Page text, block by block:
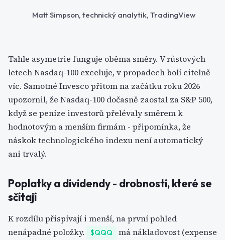
Matt Simpson, technický analytik, TradingView
Tahle asymetrie funguje oběma směry. V růstových
letech Nasdaq-100 exceluje, v propadech bolí citelně
víc. Samotné Invesco přitom na začátku roku 2026
upozornil, že Nasdaq-100 dočasně zaostal za S&P 500,
když se peníze investorů přelévaly směrem k
hodnotovým a menším firmám - připomínka, že
náskok technologického indexu není automatický
ani trvalý.
Poplatky a dividendy - drobnosti, které se
sčítají
K rozdílu přispívají i menší, na první pohled
nenápadné položky.
$QQQ
má nákladovost (expense